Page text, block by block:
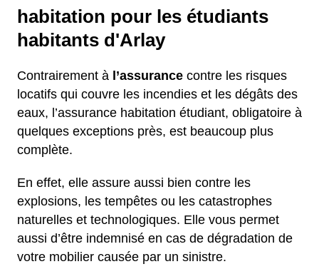
habitation pour les étudiants
habitants d'Arlay
Contrairement à l’assurance contre les risques
locatifs qui couvre les incendies et les dégâts des
eaux, l’assurance habitation étudiant, obligatoire à
quelques exceptions près, est beaucoup plus
complète.
En effet, elle assure aussi bien contre les
explosions, les tempêtes ou les catastrophes
naturelles et technologiques. Elle vous permet
aussi d’être indemnisé en cas de dégradation de
votre mobilier causée par un sinistre.